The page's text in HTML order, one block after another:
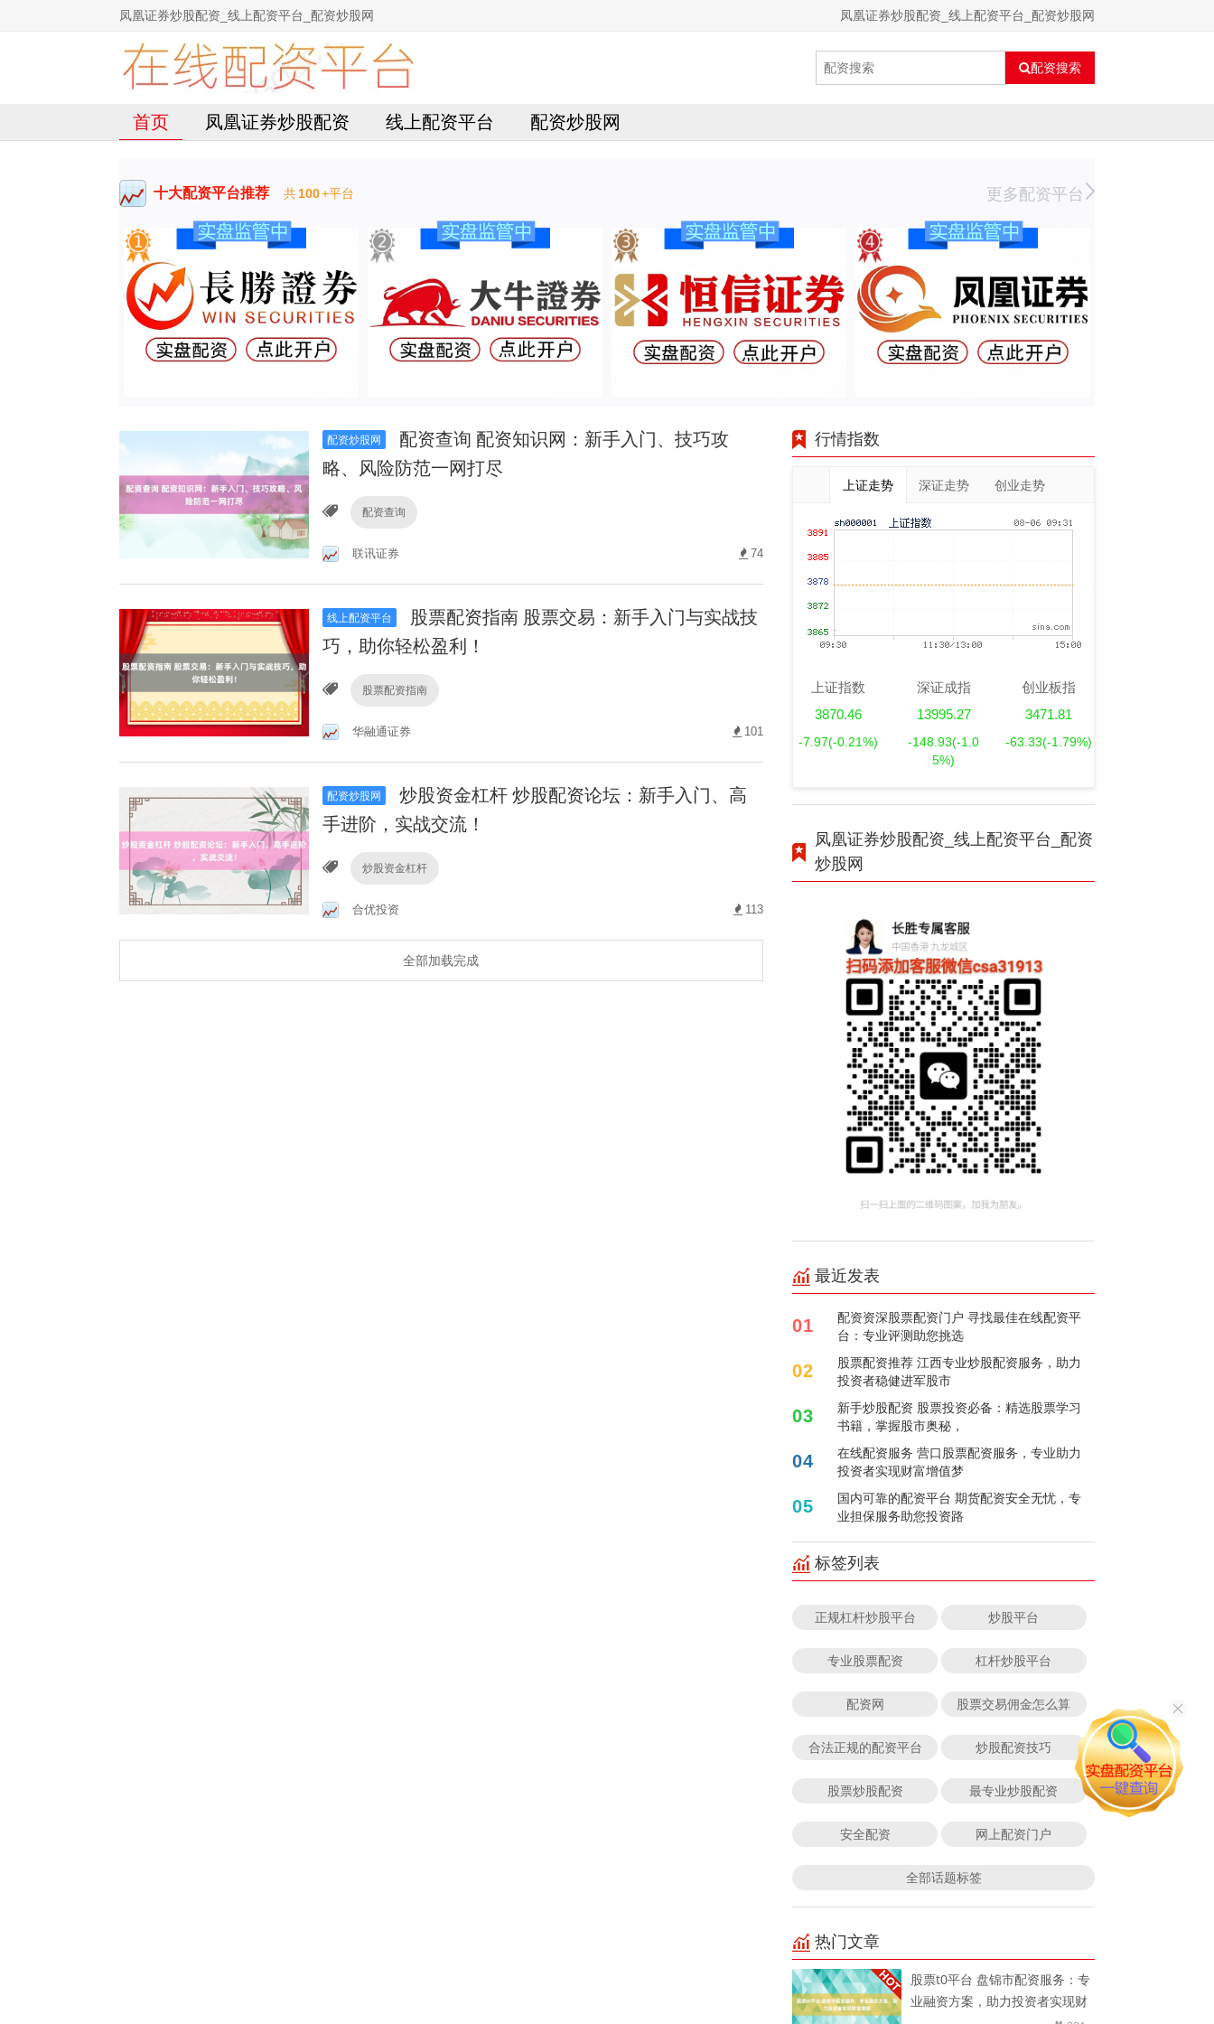
凤凰证券炒股配资_线上配资平台_配资炒股网 凤凰证券炒股配资_线上配资平台_配资炒股网
配资搜索
首页 凤凰证券炒股配资 线上配资平台 配资炒股网
十大配资平台推荐 共100+平台 更多配资平台
配资炒股网
配资查询 配资知识网：新手入门、技巧攻
略、风险防范一网打尽
配资查询
联讯证券 74
线上配资平台
股票配资指南 股票交易：新手入门与实战技
巧，助你轻松盈利！
股票配资指南
华融通证券 101
配资炒股网
炒股资金杠杆 炒股配资论坛：新手入门、高
手进阶，实战交流！
炒股资金杠杆
合优投资 113
全部加载完成
行情指数
上证走势 深证走势 创业走势
上证指数
3870.46
-7.97(-0.21%)
深证成指
13995.27
-148.93(-1.0
5%)
创业板指
3471.81
-63.33(-1.79%)
凤凰证券炒股配资_线上配资平台_配资
炒股网
最近发表
01
配资资深股票配资门户 寻找最佳在线配资平
台：专业评测助您挑选
02
股票配资推荐 江西专业炒股配资服务，助力
投资者稳健进军股市
03
新手炒股配资 股票投资必备：精选股票学习
书籍，掌握股市奥秘，
04
在线配资服务 营口股票配资服务，专业助力
投资者实现财富增值梦
05
国内可靠的配资平台 期货配资安全无忧，专
业担保服务助您投资路
标签列表
正规杠杆炒股平台 炒股平台
专业股票配资 杠杆炒股平台
配资网 股票交易佣金怎么算
合法正规的配资平台 炒股配资技巧
股票炒股配资 最专业炒股配资
安全配资 网上配资门户
全部话题标签
热门文章
股票t0平台 盘锦市配资服务：专
业融资方案，助力投资者实现财